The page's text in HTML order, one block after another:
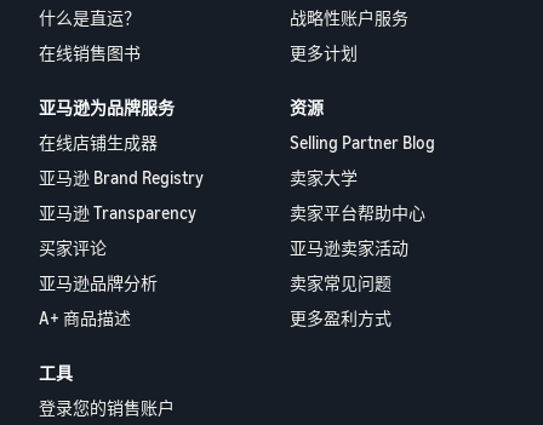
什么是直运？
在线销售图书
战略性账户服务
更多计划
亚马逊为品牌服务
在线店铺生成器
亚马逊 Brand Registry
亚马逊 Transparency
买家评论
亚马逊品牌分析
A+ 商品描述
资源
Selling Partner Blog
卖家大学
卖家平台帮助中心
亚马逊卖家活动
卖家常见问题
更多盈利方式
工具
登录您的销售账户